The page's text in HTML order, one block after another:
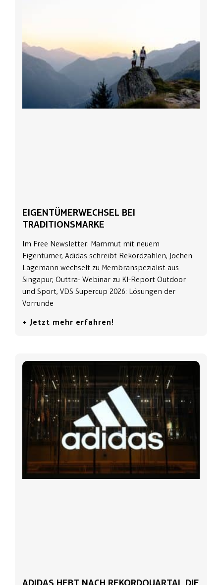
EIGENTÜMERWECHSEL BEI
TRADITIONSMARKE
Im Free Newsletter: Mammut mit neuem
Eigentümer, Adidas schreibt Rekordzahlen, Jochen
Lagemann wechselt zu Membranspezialist aus
Singapur, Outtra- Webinar zu KI-Report Outdoor
und Sport, VDS Supercup 2026: Lösungen der
Vorrunde
+ Jetzt mehr erfahren!